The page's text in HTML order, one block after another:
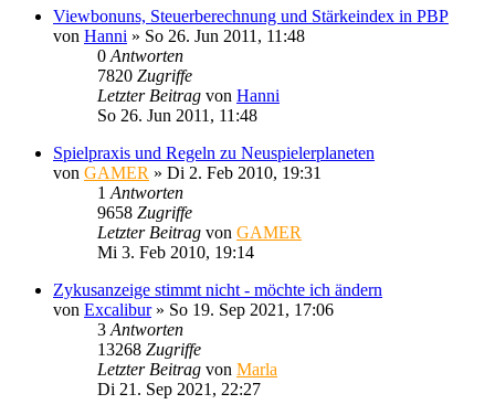
Viewbonuns, Steuerberechnung und Stärkeindex in PBP
von Hanni » So 26. Jun 2011, 11:48
0 Antworten
7820 Zugriffe
Letzter Beitrag von Hanni
So 26. Jun 2011, 11:48
Spielpraxis und Regeln zu Neuspielerplaneten
von GAMER » Di 2. Feb 2010, 19:31
1 Antworten
9658 Zugriffe
Letzter Beitrag von GAMER
Mi 3. Feb 2010, 19:14
Zykusanzeige stimmt nicht - möchte ich ändern
von Excalibur» So 19. Sep 2021, 17:06
3 Antworten
13268 Zugriffe
Letzter Beitrag von Marla
Di 21. Sep 2021, 22:27